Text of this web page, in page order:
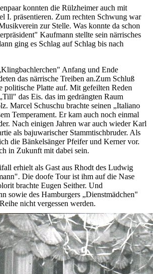
konnten die Rülzheimer auch mit
I. präsentieren. Zum rechten Schwung war
zur Stelle. Was konnte da schon
Kaufmann stellte sein närrisches
ging es Schlag auf Schlag bis nach
Anfang und Ende
das närrische Treiben an.Zum Schluß
politische Platte auf. Mit gefeilten Reden
das Eis. das im gedrängten Raum
Marcel Schuschu brachte seinen „Italiano
Temperament. Er kam auch noch einmal
Nach einigen Jahren war auch wieder Karl
als bajuwarischer Stammtischbruder. Als
die Bänkelsänger Pfeifer und Kerner vor.
in Zukunft mit dabei sein.
erhielt als Gast aus Rhodt des Ludwig
Die doofe Tour ist ihm auf die Nase
brachte Eugen Seither. Und
sowie des Hamburgers „Dienstmädchen"
nicht vergessen werden.